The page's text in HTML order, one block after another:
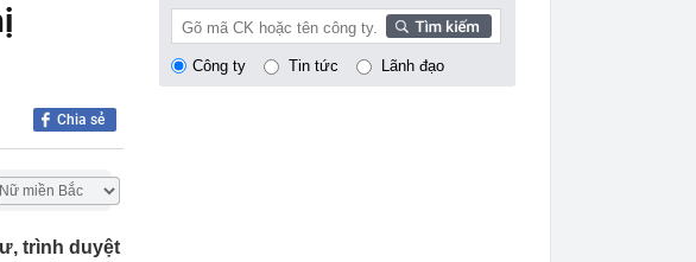
Chia sẻ
trình duyệt
Công ty Tin tức Lãnh đạo